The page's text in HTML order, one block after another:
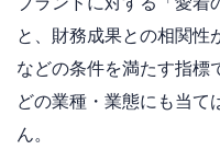
と、財務成果との相関性
などの条件を満たす指標
どの業種・業態にも当て
ん。